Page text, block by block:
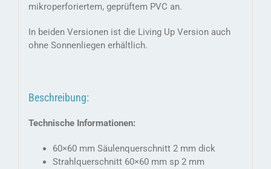
mikroperforiertem, geprüftem PVC an.
In beiden Versionen ist die Living Up Version auch
ohne Sonnenliegen erhältlich.
Beschreibung:
Technische Informationen:
60×60 mm Säulenquerschnitt 2 mm dick
Strahlquerschnitt 60×60 mm sp 2 mm